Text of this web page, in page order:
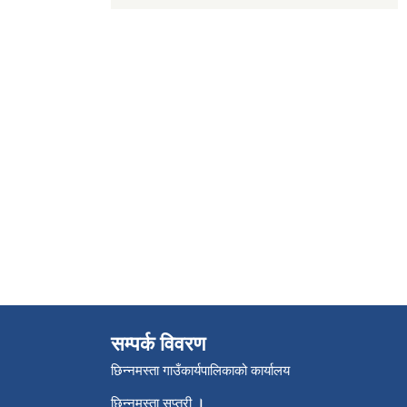
सम्पर्क विवरण
छिन्नमस्ता गाउँकार्यपालिकाको कार्यालय
छिन्नमस्ता सप्तरी ।